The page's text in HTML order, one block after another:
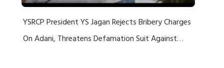
YSRCP President YS Jagan Rejects Bribery Charges
On Adani, Threatens Defamation Suit Against